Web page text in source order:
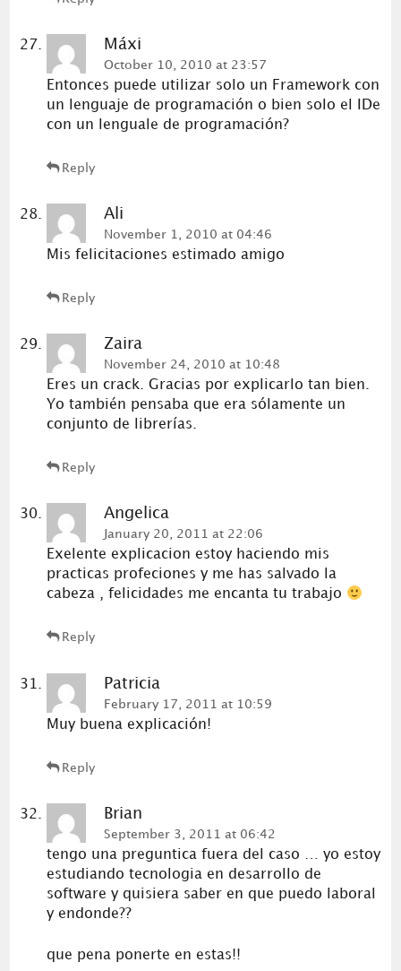
Máxi
October 10, 2010 at 23:57
Entonces puede utilizar solo un Framework con
un lenguaje de programación o bien solo el IDe
con un lenguale de programación?
Reply
Ali
November 1, 2010 at 04:46
Mis felicitaciones estimado amigo
Reply
Zaira
November 24, 2010 at 10:48
Eres un crack. Gracias por explicarlo tan bien.
Yo también pensaba que era sólamente un
conjunto de librerías.
Reply
Angelica
January 20, 2011 at 22:06
Exelente explicacion estoy haciendo mis
practicas profeciones y me has salvado la
cabeza , felicidades me encanta tu trabajo
Reply
Patricia
February 17, 2011 at 10:59
Muy buena explicación!
Reply
Brian
September 3, 2011 at 06:42
tengo una preguntica fuera del caso … yo estoy
estudiando tecnologia en desarrollo de
software y quisiera saber en que puedo laboral
y endonde??
que pena ponerte en estas!!